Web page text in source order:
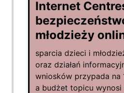
Internet
młodzieży
sparcia dzieci i
oraz działań
wniosków przypada na
a budżet topicu wynosi